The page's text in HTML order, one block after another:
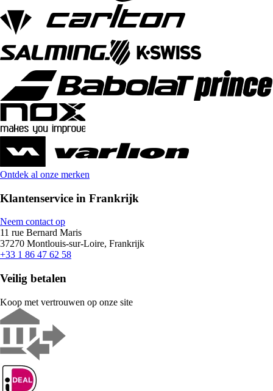
Ontdek al onze merken
Klantenservice in Frankrijk
Neem contact op
11 rue Bernard Maris
37270 Montlouis-sur-Loire, Frankrijk
+33 1 86 47 62 58
Veilig betalen
Koop met vertrouwen op onze site